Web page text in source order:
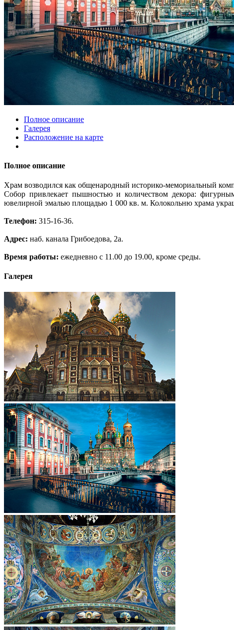
Полное описание
Галерея
Расположение на карте
Полное описание
Храм возводился как общенародный историко-мемориальный
Собор привлекает пышностью и количеством декора:
ювелирной эмалью площадью 1 000 кв. м. Колокольню храма
Телефон: 315-16-36.
Адрес: наб. канала Грибоедова, 2а.
Время работы: ежедневно с 11.00 до 19.00, кроме среды.
Галерея